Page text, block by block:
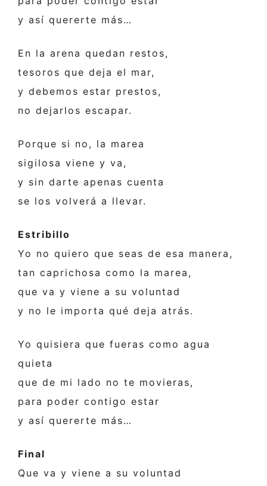
y así quererte más…
En la arena quedan restos,
tesoros que deja el mar,
y debemos estar prestos,
no dejarlos escapar.
Porque si no, la marea
sigilosa viene y va,
y sin darte apenas cuenta
se los volverá a llevar.
Estribillo
Yo no quiero que seas de esa manera,
tan caprichosa como la marea,
que va y viene a su voluntad
y no le importa qué deja atrás.
Yo quisiera que fueras como agua
quieta
que de mi lado no te movieras,
para poder contigo estar
y así quererte más…
Final
Que va y viene a su voluntad